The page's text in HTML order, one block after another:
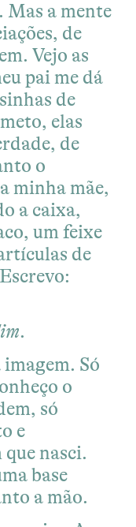
Mas a mente
de
Vejo as
pai me dá
de
elas
de
o
minha mãe,
a caixa,
um feixe
de
.
Só
o
só
e
nasci.
base
a mão.